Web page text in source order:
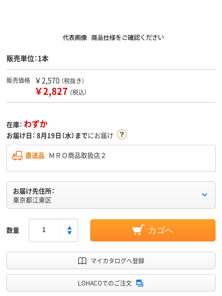
販売単位：1本
販売価格 ￥2,570 （税抜き）
￥2,827 （税込）
在庫： わずか
お届け日： 8月19日（水）までにお届け
直送品 ＭＲＯ商品取扱店２
お届け先住所：
東京都江東区
数量 カゴへ
マイカタログへ登録
LOHACOでのご注文